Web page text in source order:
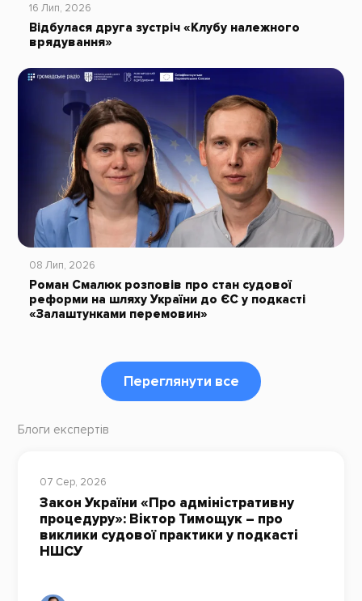
16 Лип, 2026
Відбулася друга зустріч «Клубу належного
врядування»
08 Лип, 2026
Роман Смалюк розповів про стан судової
реформи на шляху України до ЄС у подкасті
«Залаштунками перемовин»
Переглянути все
Блоги експертів
07 Сер, 2026
Закон України «Про адміністративну
процедуру»: Віктор Тимощук – про
виклики судової практики у подкасті
НШСУ